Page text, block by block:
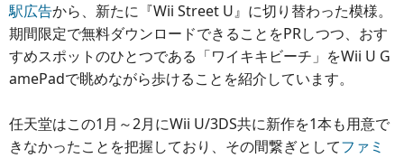
駅広告から、新たに『Wii Street U』に切り替わった模様。
期間限定で無料ダウンロードできることをPRしつつ、おす
すめスポットのひとつである「ワイキキビーチ」をWii U G
amePadで眺めながら歩けることを紹介しています。
任天堂はこの1月～2月にWii U/3DS共に新作を1本も用意で
きなかったことを把握しており、その間繋ぎとしてファミ